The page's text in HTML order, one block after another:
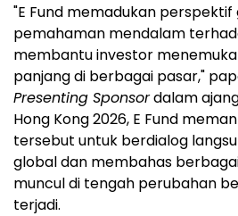
"E Fund memadukan
pemahaman mendalam
membantu investor
panjang di berbagai pasar,"
Presenting Sponsordalam
Hong Kong 2026, E Fund
tersebut untuk berdialog
global dan membahas
muncul di tengah perubahan
terjadi.